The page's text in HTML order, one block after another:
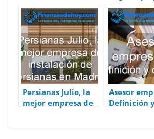
gerente
Persianas Julio, la
mejor empresa de
Asesor
Definición